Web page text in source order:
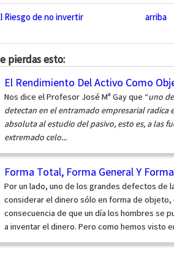
Riesgo de no invertir arriba
pierdas esto:
El Rendimiento Del Activo Como
Nos dice el Profesor José Mª Gay que “uno
detectan en el entramado empresarial radica
absoluta al estudio del pasivo, esto es, a las
extremado celo...
Forma Total, Forma General Y
Por un lado, uno de los grandes defectos de
considerar el dinero sólo en forma de objeto,
consecuencia de que un día los hombres se
a inventar el dinero. Pero como hemos visto